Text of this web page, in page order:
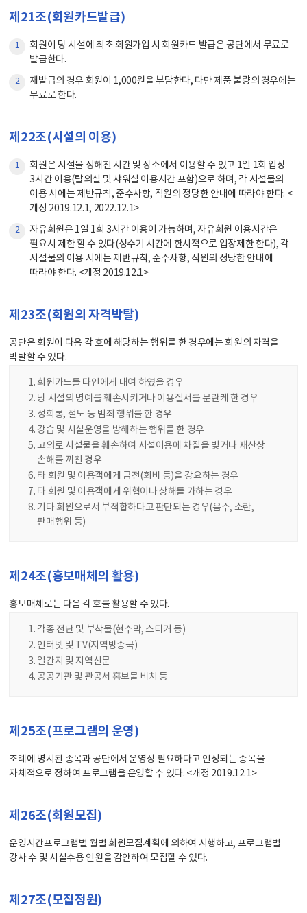
제21조(회원카드발급)
1
회원이 당 시설에 최초 회원가입 시 회원카드 발급은 공단에서 무료로
발급한다.
2
재발급의 경우 회원이 1,000원을 부담한다, 다만 제품 불량의 경우에는
무료로 한다.
제22조(시설의 이용)
1
회원은 시설을 정해진 시간 및 장소에서 이용할 수 있고 1일 1회 입장
3시간 이용(탈의실 및 샤워실 이용시간 포함)으로 하며, 각 시설물의
이용 시에는 제반규칙, 준수사항, 직원의 정당한 안내에 따라야 한다. <
개정 2019.12.1, 2022.12.1>
2
자유회원은 1일 1회 3시간 이용이 가능하며, 자유회원 이용시간은
필요시 제한 할 수 있다(성수기 시간에 한시적으로 입장제한 한다), 각
시설물의 이용 시에는 제반규칙, 준수사항, 직원의 정당한 안내에
따라야 한다. <개정 2019.12.1>
제23조(회원의 자격박탈)
공단은 회원이 다음 각 호에 해당하는 행위를 한 경우에는 회원의 자격을
박탈할 수 있다.
회원카드를 타인에게 대여 하였을 경우
당 시설의 명예를 훼손시키거나 이용질서를 문란케 한 경우
성희롱, 절도 등 범죄 행위를 한 경우
강습 및 시설운영을 방해하는 행위를 한 경우
고의로 시설물을 훼손하여 시설이용에 차질을 빚거나 재산상
손해를 끼친 경우
타 회원 및 이용객에게 금전(회비 등)을 강요하는 경우
타 회원 및 이용객에게 위협이나 상해를 가하는 경우
기타 회원으로서 부적합하다고 판단되는 경우(음주, 소란,
판매행위 등)
제24조(홍보매체의 활용)
홍보매체로는 다음 각 호를 활용할 수 있다.
각종 전단 및 부착물(현수막, 스티커 등)
인터넷 및 TV(지역방송국)
일간지 및 지역신문
공공기관 및 관공서 홍보물 비치 등
제25조(프로그램의 운영)
조례에 명시된 종목과 공단에서 운영상 필요하다고 인정되는 종목을
자체적으로 정하여 프로그램을 운영할 수 있다. <개정 2019.12.1>
제26조(회원모집)
운영시간프로그램별 월별 회원모집계획에 의하여 시행하고, 프로그램별
강사 수 및 시설수용 인원을 감안하여 모집할 수 있다.
제27조(모집정원)